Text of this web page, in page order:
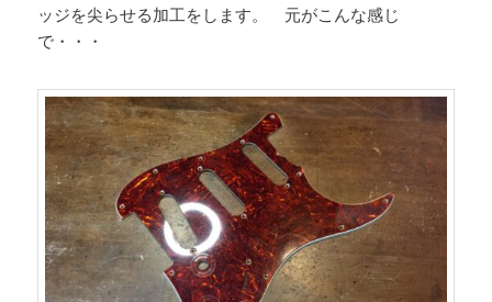
ッジを尖らせる加工をします。 元がこんな感じ
で・・・